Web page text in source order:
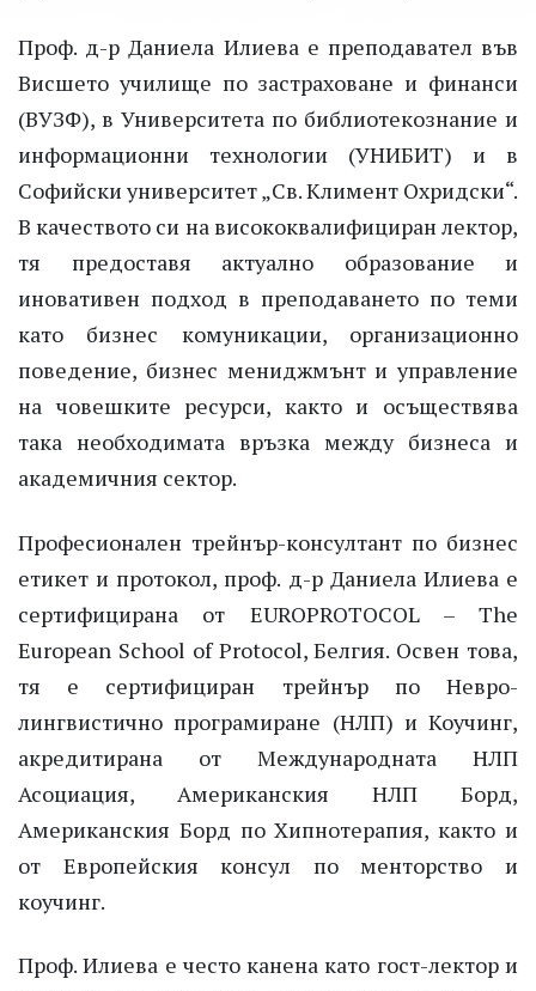
Проф. д-р Даниела Илиева е преподавател във
Висшето училище по застраховане и финанси
(ВУЗФ), в Университета по библиотекознание и
информационни технологии (УНИБИТ) и в
Софийски университет „Св. Климент Охридски“.
В качеството си на висококвалифициран лектор,
тя предоставя актуално образование и
иновативен подход в преподаването по теми
като бизнес комуникации, организационно
поведение, бизнес мениджмънт и управление
на човешките ресурси, както и осъществява
така необходимата връзка между бизнеса и
академичния сектор.
Професионален трейнър-консултант по бизнес
етикет и протокол, проф. д-р Даниела Илиева е
сертифицирана от EUROPROTOCOL – The
European School of Protocol, Белгия. Освен това,
тя е сертифициран трейнър по Невро-
лингвистично програмиране (НЛП) и Коучинг,
акредитирана от Международната НЛП
Асоциация, Американския НЛП Борд,
Американския Борд по Хипнотерапия, както и
от Европейския консул по менторство и
коучинг.
Проф. Илиева е често канена като гост-лектор и